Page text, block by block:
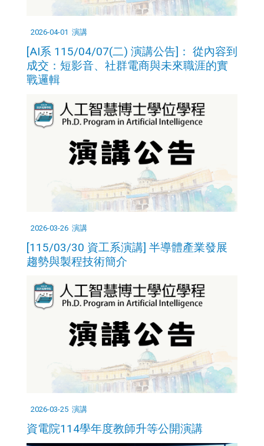
2026-04-01 演講
[AI系 115/04/07(二) 演講公告]： 從內容到
成交：短影音、社群電商與未來職涯的實
戰邏輯
2026-03-26 演講
[115/03/30 資工系演講] 半導體產業發展
趨勢與製程技術簡介
2026-03-25 演講
資電院114學年度教師升等公開演講